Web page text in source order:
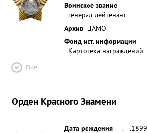
Воинское звание
генерал-лейтенант
Архив ЦАМО
Фонд ист. информации
Картотека награждений
Ещё
Орден Красного Знамени
Дата рождения
__.__.1899